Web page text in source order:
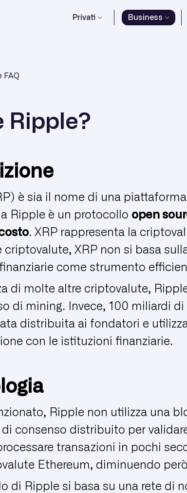
Privati Business
FAQ
Ripple?
è sia il nome di una
Ripple è un protocollo open
. XRP rappresenta la
criptovalute, XRP non si basa
come strumento
di molte altre criptovalute,
di mining. Invece, 100 miliardi
distribuita ai fondatori e
con le istituzioni finanziarie.
Ripple non utilizza una
consenso distribuito per
transazioni in pochi
Ethereum, diminuendo
di Ripple si basa su una rete di